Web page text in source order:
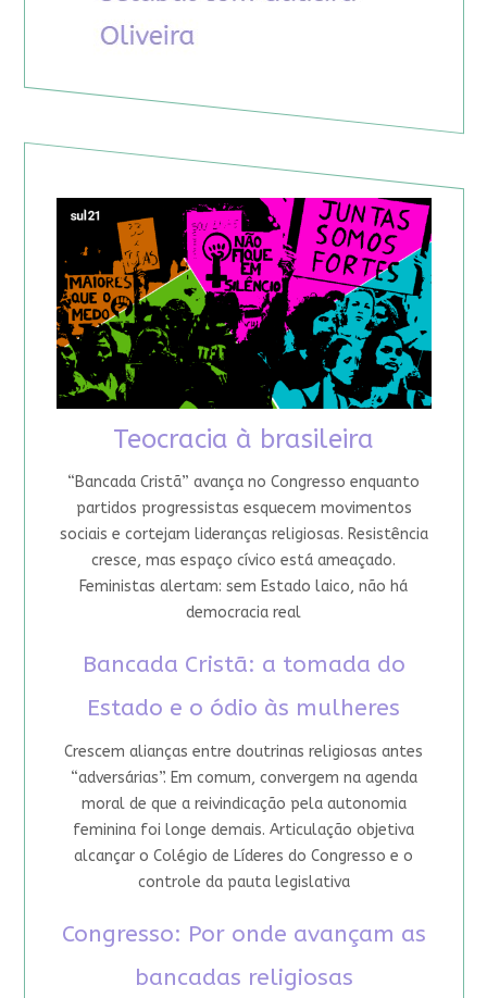
Teocracia à brasileira
“Bancada Cristã” avança no Congresso enquanto
partidos progressistas esquecem movimentos
sociais e cortejam lideranças religiosas. Resistência
cresce, mas espaço cívico está ameaçado.
Feministas alertam: sem Estado laico, não há
democracia real
Bancada Cristã: a tomada do
Estado e o ódio às mulheres
Crescem alianças entre doutrinas religiosas antes
“adversárias”. Em comum, convergem na agenda
moral de que a reivindicação pela autonomia
feminina foi longe demais. Articulação objetiva
alcançar o Colégio de Líderes do Congresso e o
controle da pauta legislativa
Congresso: Por onde avançam as
bancadas religiosas